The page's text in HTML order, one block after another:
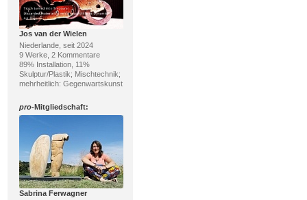
Jos van der Wielen
Niederlande, seit 2024
9 Werke, 2 Kommentare
89% Installation, 11%
Skulptur/Plastik; Mischtechnik;
mehrheitlich: Gegenwartskunst
pro-Mitgliedschaft:
Sabrina Ferwagner